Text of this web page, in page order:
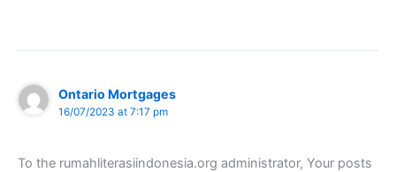
Ontario Mortgages
16/07/2023 at 7:17 pm
To the rumahliterasiindonesia.org administrator, Your posts